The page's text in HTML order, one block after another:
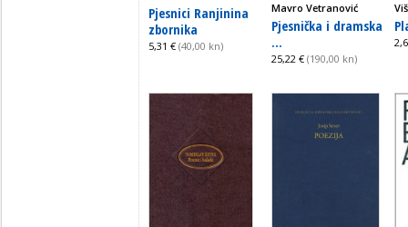
Pjesnici Ranjinina
zbornika
5,31 € (40,00 kn)
Mavro Vetranović
Pjesnička i dramska
...
25,22 € (190,00 kn)